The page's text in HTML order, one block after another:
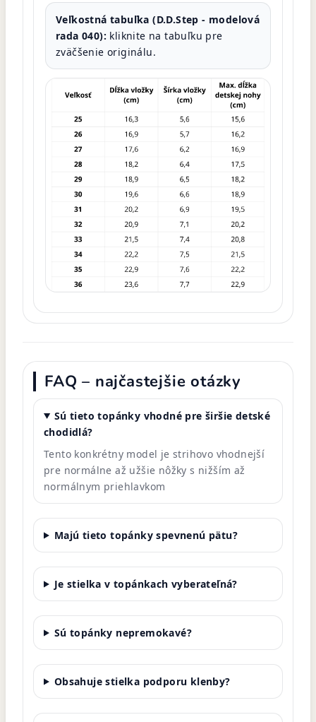
Veľkostná tabuľka (D.D.Step - modelová
rada 040): kliknite na tabuľku pre
zväčšenie originálu.
FAQ – najčastejšie otázky
Sú tieto topánky vhodné pre širšie detské
chodidlá?
Tento konkrétny model je strihovo vhodnejší
pre normálne až užšie nôžky s nižším až
normálnym priehlavkom
Majú tieto topánky spevnenú pätu?
Je stielka v topánkach vyberateľná?
Sú topánky nepremokavé?
Obsahuje stielka podporu klenby?